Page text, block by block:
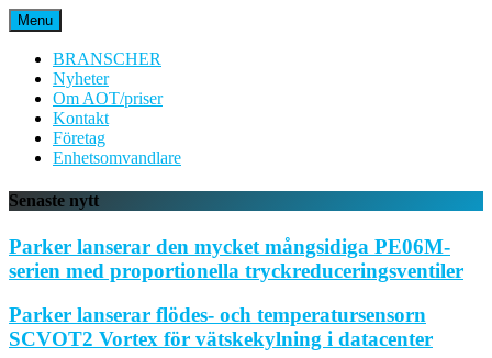
Hoppa
till
innehåll
Menu
BRANSCHER
Nyheter
Om AOT/priser
Kontakt
Företag
Enhetsomvandlare
Senaste nytt
Parker lanserar den mycket mångsidiga PE06M-
serien med proportionella tryckreduceringsventiler
Parker lanserar flödes- och temperatursensorn
SCVOT2 Vortex för vätskekylning i datacenter